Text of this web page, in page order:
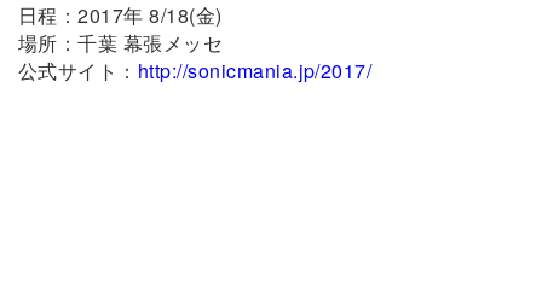
日程：2017年 8/18(金)
場所：千葉 幕張メッセ
公式サイト： http://sonicmania.jp/2017/